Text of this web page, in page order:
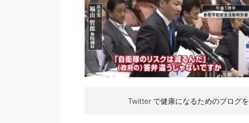
Twitter で健康になるためのブログを